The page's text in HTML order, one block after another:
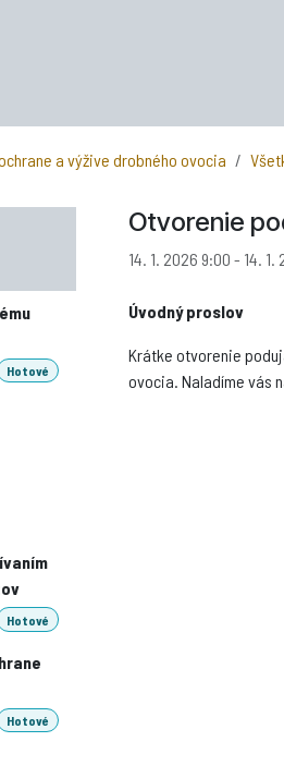
a výžive drobného ovocia
Hotové
Hotové
Hotové
Otvorenie
14. 1. 2026 9:00 - 14. 1.
Úvodný proslov
Krátke otvorenie
ovocia. Naladíme vás